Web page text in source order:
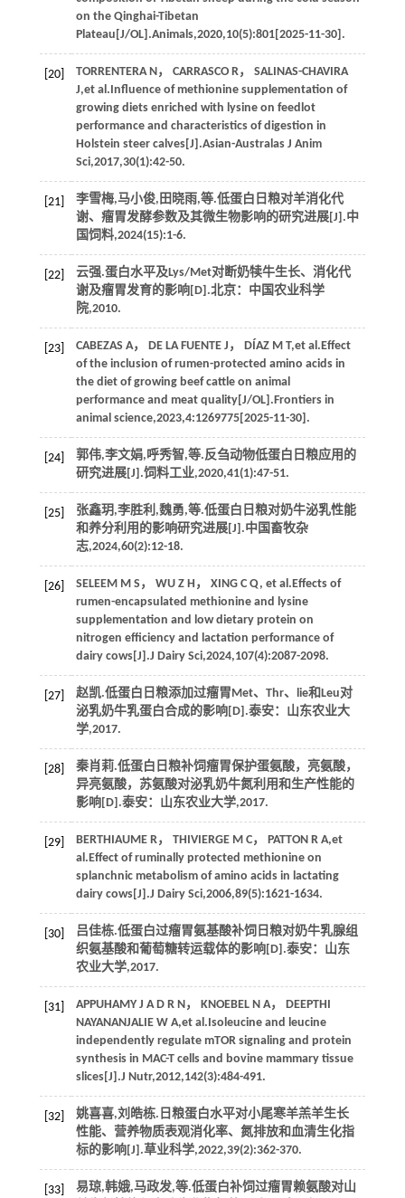
on the Qinghai-Tibetan
Plateau[J/OL].Animals,2020,10(5):801[2025-11-30].
[20] TORRENTERA N， CARRASCO R， SALINAS-CHAVIRA
J,et al.Influence of methionine supplementation of
growing diets enriched with lysine on feedlot
performance and characteristics of digestion in
Holstein steer calves[J].Asian-Australas J Anim
Sci,2017,30(1):42-50.
[21] 李雪梅,马小俊,田晓雨,等.低蛋白日粮对羊消化代
谢、瘤胃发酵参数及其微生物影响的研究进展[J].中
国饲料,2024(15):1-6.
[22]
云强.蛋白水平及Lys/Met对断奶犊牛生长、消化代
谢及瘤胃发育的影响[D].北京：中国农业科学
院,2010.
[23] CABEZAS A， DE LA FUENTE J ， DÍAZ M T,et al.Effect
of the inclusion of rumen-protected amino acids in
the diet of growing beef cattle on animal
performance and meat quality[J/OL].Frontiers in
animal science,2023,4:1269775[2025-11-30].
[24] 郭伟,李文娟,呼秀智,等.反刍动物低蛋白日粮应用的
研究进展[J].饲料工业,2020,41(1):47-51.
[25] 张鑫玥,李胜利,魏勇,等.低蛋白日粮对奶牛泌乳性能
和养分利用的影响研究进展[J].中国畜牧杂
志,2024,60(2):12-18.
[26] SELEEM M S ， WU Z H ， XING C Q, et al.Effects of
rumen-encapsulated methionine and lysine
supplementation and low dietary protein on
nitrogen efficiency and lactation performance of
dairy cows[J].J Dairy Sci,2024,107(4):2087-2098.
[27]
赵凯.低蛋白日粮添加过瘤胃Met、Thr、lie和Leu对
泌乳奶牛乳蛋白合成的影响[D].泰安：山东农业大
学,2017.
[28]
秦肖莉.低蛋白日粮补饲瘤胃保护蛋氨酸，亮氨酸，
异亮氨酸，苏氨酸对泌乳奶牛氮利用和生产性能的
影响[D].泰安：山东农业大学,2017.
[29] BERTHIAUME R， THIVIERGE M C， PATTON R A,et
al.Effect of ruminally protected methionine on
splanchnic metabolism of amino acids in lactating
dairy cows[J].J Dairy Sci,2006,89(5):1621-1634.
[30]
吕佳栋.低蛋白过瘤胃氨基酸补饲日粮对奶牛乳腺组
织氨基酸和葡萄糖转运载体的影响[D].泰安：山东
农业大学,2017.
[31] APPUHAMY J A D R N， KNOEBEL N A， DEEPTHI
NAYANANJALIE W A,et al.Isoleucine and leucine
independently regulate mTOR signaling and protein
synthesis in MAC-T cells and bovine mammary tissue
slices[J].J Nutr,2012,142(3):484-491.
[32]
姚喜喜,刘皓栋.日粮蛋白水平对小尾寒羊羔羊生长
性能、营养物质表观消化率、氮排放和血清生化指
标的影响[J].草业科学,2022,39(2):362-370.
[33] 易琼,韩娥,马政发,等.低蛋白补饲过瘤胃赖氨酸对山